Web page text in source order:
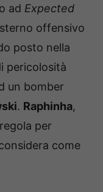
ad Expected
offensivo
posto nella
pericolosità
un bomber
. Raphinha,
per
come